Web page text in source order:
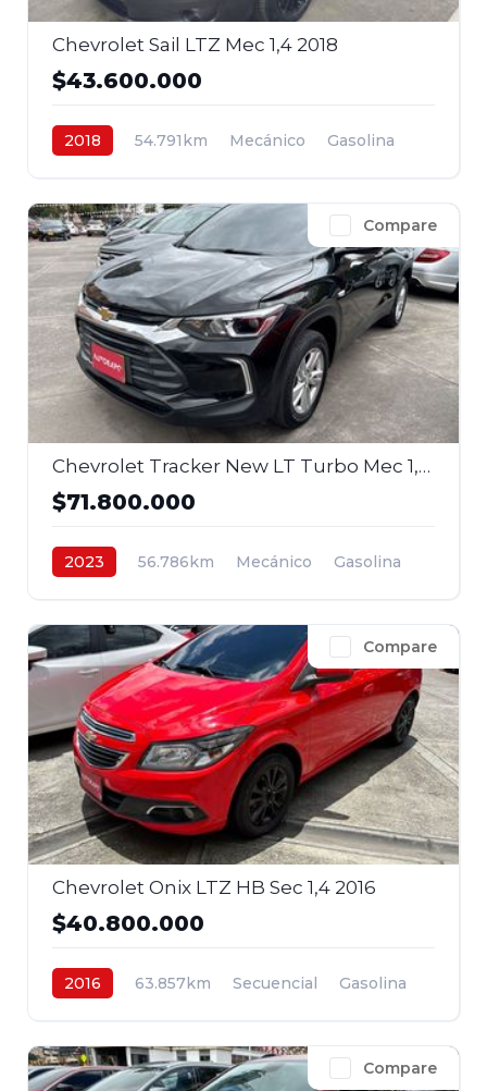
Chevrolet Sail LTZ Mec 1,4 2018
$43.600.000
2018 54.791km Mecánico
Gasolina
Compare
Chevrolet Tracker New LT Turbo Mec 1,2 4x2 2023
$71.800.000
2023 56.786km Mecánico
Gasolina
Compare
Chevrolet Onix LTZ HB Sec 1,4 2016
$40.800.000
2016 63.857km Secuencial
Gasolina
Compare